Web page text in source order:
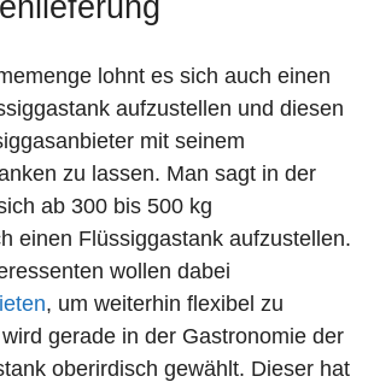
lohnt es sich auch einen
aufzustellen und diesen
mit seinem
zu lassen. Man sagt in der
ab 300 bis 500 kg
einen Flüssiggastank aufzustellen.
wollen dabei
, um weiterhin flexibel zu
gerade in der Gastronomie der
oberirdisch gewählt. Dieser hat